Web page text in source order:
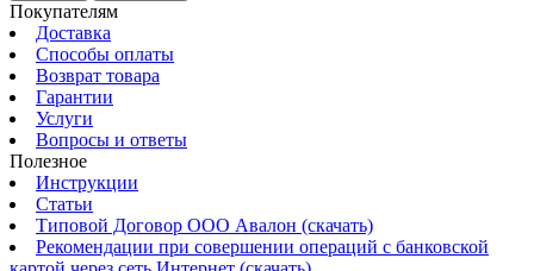
Покупателям
Доставка
Способы оплаты
Возврат товара
Гарантии
Услуги
Вопросы и ответы
Полезное
Инструкции
Статьи
Типовой Договор ООО Авалон (скачать)
Рекомендации при совершении операций с банковской